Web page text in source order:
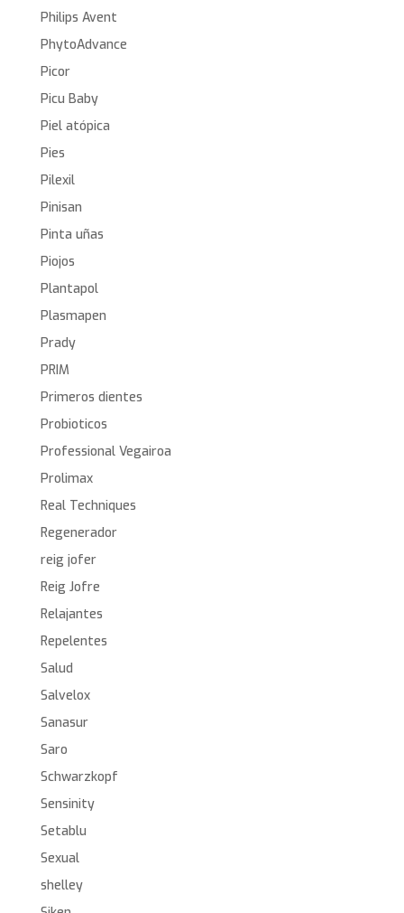
Philips Avent
PhytoAdvance
Picor
Picu Baby
Piel atópica
Pies
Pilexil
Pinisan
Pinta uñas
Piojos
Plantapol
Plasmapen
Prady
PRIM
Primeros dientes
Probioticos
Professional Vegairoa
Prolimax
Real Techniques
Regenerador
reig jofer
Reig Jofre
Relajantes
Repelentes
Salud
Salvelox
Sanasur
Saro
Schwarzkopf
Sensinity
Setablu
Sexual
shelley